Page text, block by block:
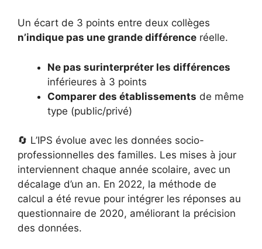
Un écart de 3 points entre deux collèges
n’indique pas une grande différence réelle.
Ne pas surinterpréter les différences
inférieures à 3 points
Comparer des établissements de même
type (public/privé)
🔄 L’IPS évolue avec les données socio-
professionnelles des familles. Les mises à jour
interviennent chaque année scolaire, avec un
décalage d’un an. En 2022, la méthode de
calcul a été revue pour intégrer les réponses au
questionnaire de 2020, améliorant la précision
des données.